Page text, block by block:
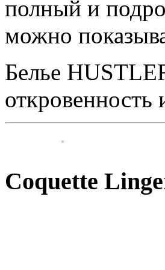
полный и
можно
Белье
откровенность
Coquette